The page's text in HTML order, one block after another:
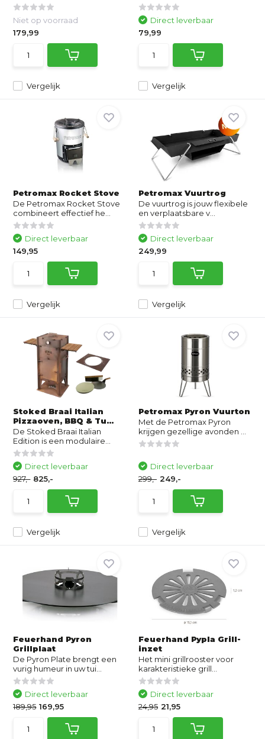
Vergelijk
Niet op voorraad
179,99
Vergelijk
Direct leverbaar
79,99
Petromax Rocket Stove
De Petromax Rocket Stove
combineert effectief he...
Vergelijk
Direct leverbaar
149,95
Petromax Vuurtrog
De vuurtrog is jouw flexibele
en verplaatsbare v...
Vergelijk
Direct leverbaar
249,99
Stoked Braai Italian
Pizzaoven, BBQ & Tu...
De Stoked Braai Italian
Edition is een modulaire...
Vergelijk
Direct leverbaar
927,- 825,-
Petromax Pyron Vuurton
Met de Petromax Pyron
krijgen gezellige avonden ...
Vergelijk
Direct leverbaar
299,- 249,-
Feuerhand Pyron
Grillplaat
De Pyron Plate brengt een
vurig humeur in uw tui...
Direct leverbaar
189,95 169,95
Feuerhand Pypla Grill-
inzet
Het mini grillrooster voor
karakteristieke grill...
Direct leverbaar
24,95 21,95